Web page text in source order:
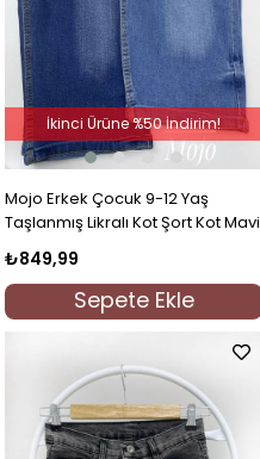
Mojo Erkek Çocuk 9-12 Yaş
Taşlanmış Likralı Kot Şort Kot Mavi
₺849,99
Sepete Ekle
İkinci Ürüne %50 İndirim!